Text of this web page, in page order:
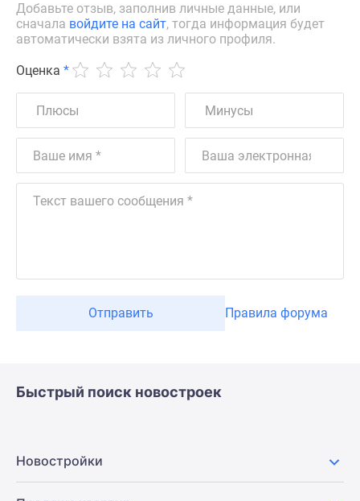
Добавьте отзыв, заполнив личные данные, или
сначала войдите на сайт, тогда информация будет
автоматически взята из личного профиля.
Оценка *
Отправить Правила форума
Быстрый поиск новостроек
Новостройки